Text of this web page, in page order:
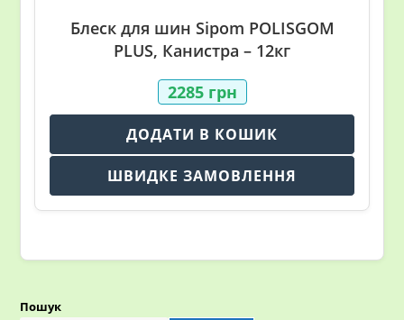
Блеск для шин Sipom POLISGOM
PLUS, Канистра – 12кг
2285 грн
ДОДАТИ В КОШИК
ШВИДКЕ ЗАМОВЛЕННЯ
Пошук